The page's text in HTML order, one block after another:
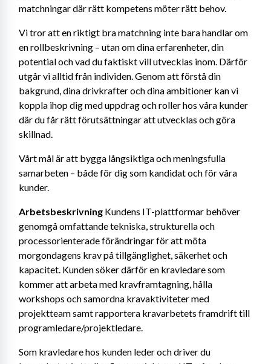
matchningar där rätt kompetens möter rätt behov.
Vi tror att en riktigt bra matchning inte bara handlar om
en rollbeskrivning – utan om dina erfarenheter, din
potential och vad du faktiskt vill utvecklas inom. Därför
utgår vi alltid från individen. Genom att förstå din
bakgrund, dina drivkrafter och dina ambitioner kan vi
koppla ihop dig med uppdrag och roller hos våra kunder
där du får rätt förutsättningar att utvecklas och göra
skillnad.
Vårt mål är att bygga långsiktiga och meningsfulla
samarbeten – både för dig som kandidat och för våra
kunder.
Arbetsbeskrivning Kundens IT-plattformar behöver
genomgå omfattande tekniska, strukturella och
processorienterade förändringar för att möta
morgondagens krav på tillgänglighet, säkerhet och
kapacitet. Kunden söker därför en kravledare som
kommer att arbeta med kravframtagning, hålla
workshops och samordna kravaktiviteter med
projektteam samt rapportera kravarbetets framdrift till
programledare/projektledare.
Som kravledare hos kunden leder och driver du